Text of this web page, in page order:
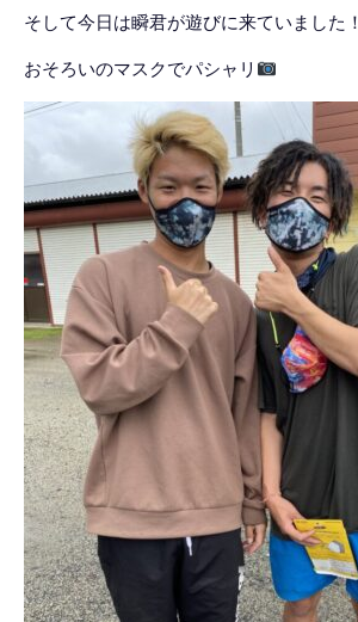
そして今日は瞬君が遊びに来ていました！
おそろいのマスクでパシャリ